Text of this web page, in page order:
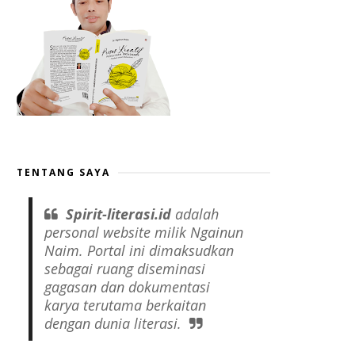
TENTANG SAYA
Spirit-literasi.id adalah
personal website milik Ngainun
Naim. Portal ini dimaksudkan
sebagai ruang diseminasi
gagasan dan dokumentasi
karya terutama berkaitan
dengan dunia literasi.